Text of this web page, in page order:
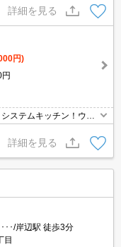
詳細を見る
円)
ステムキッチン！ウォ
詳細を見る
･･/岸辺駅 徒歩3分
目